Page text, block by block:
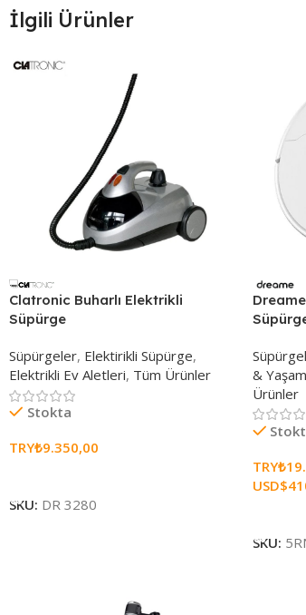
İlgili Ürünler
Clatronic Buharlı Elektrikli
Süpürge
Süpürgeler, Elektirikli Süpürge,
Elektrikli Ev Aletleri, Tüm Ürünler
Stokta
TRY₺9.350,00
SKU: DR 3280
& Yaşam
Ürünler
TRY₺
USD$
SKU: